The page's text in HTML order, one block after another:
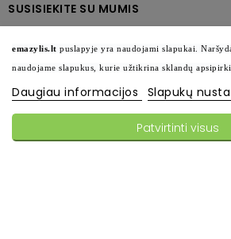
SUSISIEKITE SU MUMIS
INFORMACIJA
SEKITE MUS
emazylis.lt puslapyje yra naudojami slapukai.
naudojame slapukus, kurie užtikrina sklandų
Daugiau informacijos Slapukų
Patvirtinti visus